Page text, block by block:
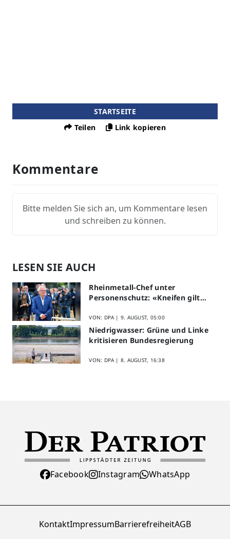
STARTSEITE
Teilen
Link kopieren
Kommentare
Bitte melden Sie sich an, um Kommentare lesen
und schreiben zu können.
LESEN SIE AUCH
Rheinmetall-Chef unter
Personenschutz: «Kneifen gilt
VON: DPA | 9. AUGUST, 05:00
Niedrigwasser: Grüne und Linke
kritisieren Bundesregierung
VON: DPA | 8. AUGUST, 16:38
Facebook Instagram WhatsApp
KontaktImpressumBarrierefreiheitAGB